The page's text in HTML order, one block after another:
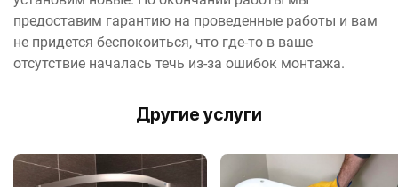
предоставим гарантию на проведенные работы и вам
не придется беспокоиться, что где-то в ваше
отсутствие началась течь из-за ошибок монтажа.
Другие услуги